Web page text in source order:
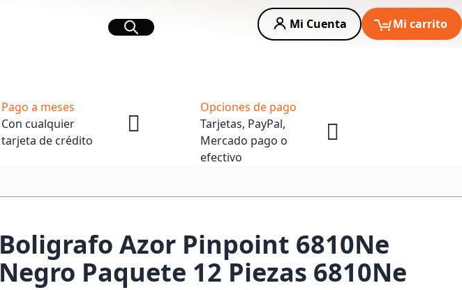
Buscar
Mi Cuenta Mi carrito
Pago a meses
Con cualquier
tarjeta de crédito
Opciones de pago
Tarjetas, PayPal,
Mercado pago o
efectivo
Boligrafo Azor Pinpoint 6810Ne
Negro Paquete 12 Piezas 6810Ne